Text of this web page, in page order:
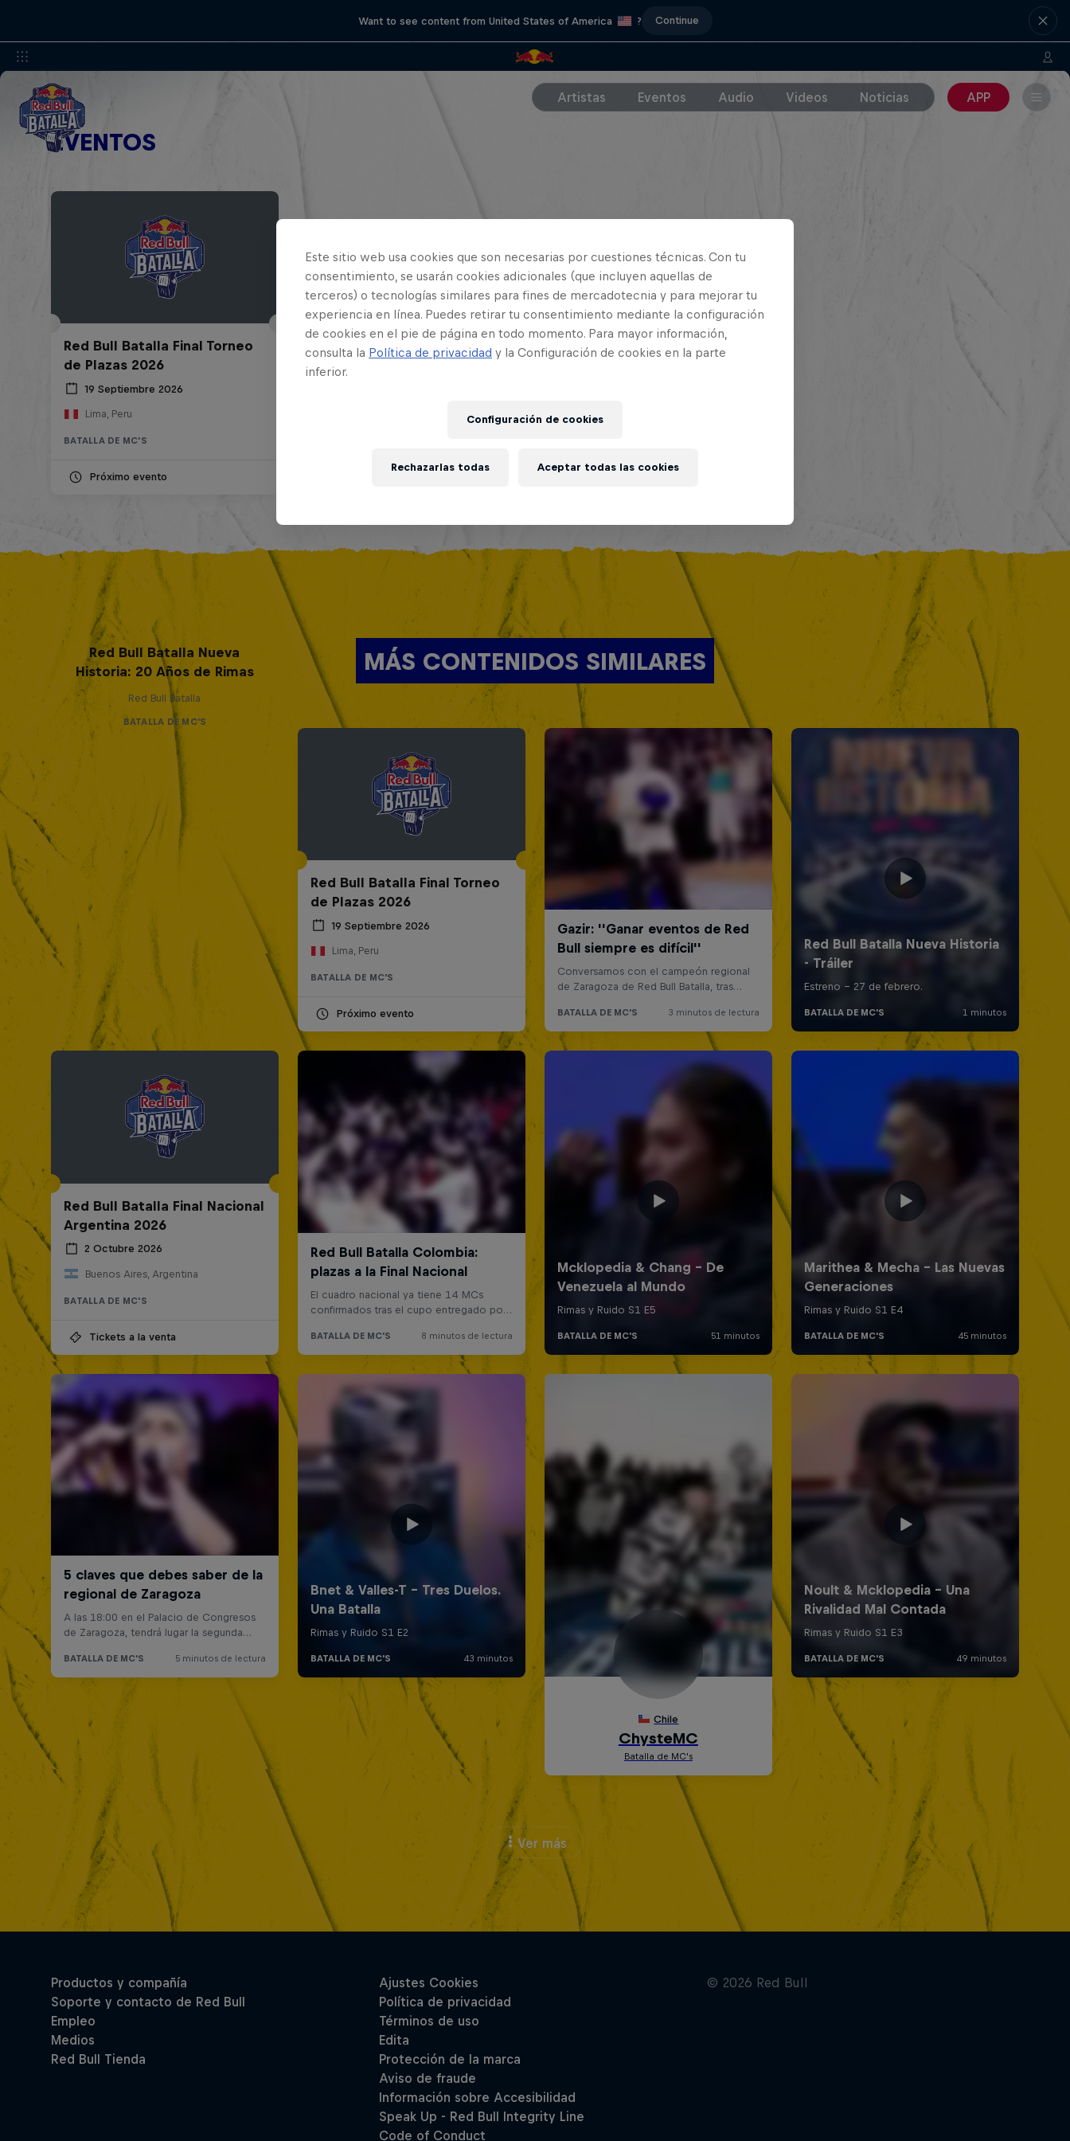
Want to see content from United States of America ? Continue
Artistas Eventos Audio Videos Noticias APP
EVENTOS
Red Bull Batalla Final Torneo
de Plazas 2026
19 Septiembre 2026
Lima, Peru
BATALLA DE MC'S
Próximo evento
MÁS CONTENIDOS SIMILARES
Red Bull Batalla Nueva
Historia: 20 Años de Rimas
Red Bull Batalla
BATALLA DE MC'S
Red Bull Batalla Final Torneo
de Plazas 2026
19 Septiembre 2026
Lima, Peru
BATALLA DE MC'S
Próximo evento
Red Bull Batalla Final Nacional
Argentina 2026
2 Octubre 2026
Buenos Aires, Argentina
BATALLA DE MC'S
Tickets a la venta
Ver más
Este sitio web usa cookies que son necesarias por cuestiones técnicas. Con tu
consentimiento, se usarán cookies adicionales (que incluyen aquellas de
terceros) o tecnologías similares para fines de mercadotecnia y para mejorar tu
experiencia en línea. Puedes retirar tu consentimiento mediante la configuración
de cookies en el pie de página en todo momento. Para mayor información,
consulta la Política de privacidad y la Configuración de cookies en la parte
inferior.
Configuración de cookies
Rechazarlas todas Aceptar todas las cookies